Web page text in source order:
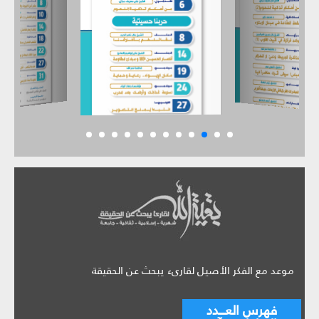
موعد مع الفكر الأصيل لقارىء يبحث عن الحقيقة
فهرس العـــدد